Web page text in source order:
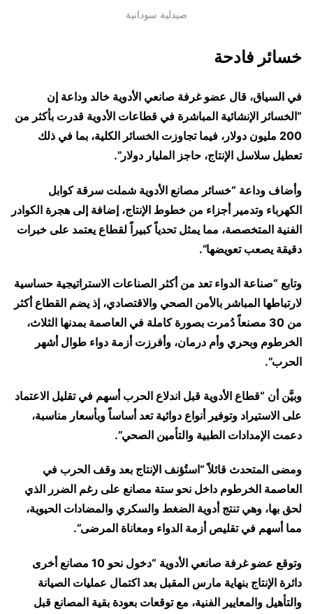
صيدلية سودانية
خسائر فادحة
في السياق، قال عضو غرفة صانعي الأدوية خالد وداعة إن
“الخسائر الإنشائية المباشرة في قطاعات الأدوية قدرت بأكثر من
200 مليون دولار، فيما تجاوزت الخسائر الكلية، بما في ذلك
تعطيل سلاسل الإنتاج، حاجز المليار دولار”.
وأضاف وداعة “خسائر مصانع الأدوية شملت سرقة كوابل
الكهرباء وتدمير أجزاء من خطوط الإنتاج، إضافة إلى هجرة الكوادر
الفنية المتخصصة، مما يمثل تحدياً كبيراً لقطاع يعتمد على خبرات
دقيقة يصعب تعويضها”.
وتابع “صناعة الدواء تعد من أكثر الصناعات الاستراتيجية حساسية
لارتباطها المباشر بالأمن الصحي والاقتصادي، إذ يضم القطاع أكثر
من 30 مصنعاً دُمرت بصورة كاملة في العاصمة بمدنها الثلاث،
الخرطوم وبحري وأم درمان، وأفرزت أزمة دواء طوال أشهر
الحرب”.
وبيَّن أن “قطاع الأدوية قبل اندلاع الحرب أسهم في تقليل الاعتماد
على الاستيراد وتوفير أنواع دوائية تعد أساساً وبأسعار مناسبة،
دعمت الإمدادات الطبية والتأمين الصحي”.
ومضى المتحدث قائلاً “استُؤنف الإنتاج بعد وقف الحرب في
العاصمة الخرطوم داخل نحو ستة مصانع على رغم الضرر الذي
لحق بها، وهي تنتج أدوية الضغط والسكري والمضادات الحيوية،
مما أسهم في تقليص أزمة الدواء ومعاناة المرضى”.
وتوقع عضو غرفة صانعي الأدوية “دخول نحو 10 مصانع أخرى
دائرة الإنتاج بنهاية مارس المقبل بعد اكتمال عمليات الصيانة
والتأهيل والمعايير الفنية، مع توقعات بعودة بقية المصانع قبل